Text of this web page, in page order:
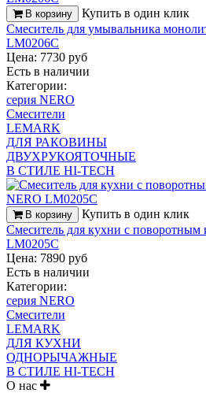
В корзину
Купить в один клик
Смеситель для умывальника
LM0206C
Цена: 7730 руб
Есть в наличии
Категории:
серия NERO
Смесители
LEMARK
ДЛЯ РАКОВИНЫ
ДВУХРУКОЯТОЧНЫЕ
В СТИЛЕ HI-TECH
В корзину
Купить в один клик
Смеситель для кухни с
LM0205C
Цена: 7890 руб
Есть в наличии
Категории:
серия NERO
Смесители
LEMARK
ДЛЯ КУХНИ
ОДНОРЫЧАЖНЫЕ
В СТИЛЕ HI-TECH
О нас